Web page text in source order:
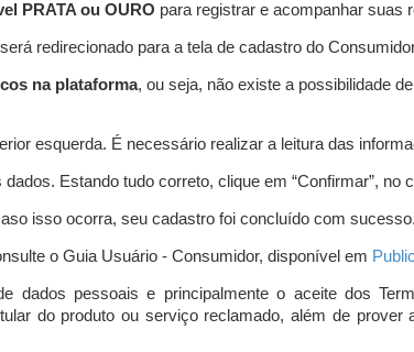
PRATA ou OURO para registrar e acompanhar suas
redirecionado para a tela de cadastro do
na plataforma, ou seja, não existe a possibilidade
esquerda. É necessário realizar a leitura das
Estando tudo correto, clique em “Confirmar”, no
isso ocorra, seu cadastro foi concluído com sucesso.
o Guia Usuário - Consumidor, disponível em
dados pessoais e principalmente o aceite dos
do produto ou serviço reclamado, além de